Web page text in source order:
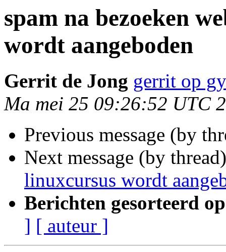
spam na bezoeken
wordt aangeboden
Gerrit de Jong gerrit op
Ma mei 25 09:26:52 UTC
Previous message (by
Next message (by
linuxcursus wordt
Berichten gesorteerd
] [ auteur ]